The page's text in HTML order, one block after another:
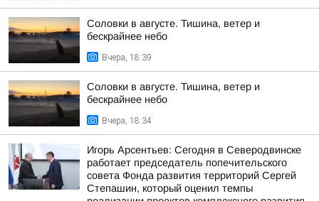
Соловки в августе. Тишина, ветер и
бескрайнее небо
Вчера, 18:39
Соловки в августе. Тишина, ветер и
бескрайнее небо
Вчера, 18:34
Игорь Арсентьев: Сегодня в Северодвинске
работает председатель попечительского
совета Фонда развития территорий Сергей
Степашин, который оценил темпы